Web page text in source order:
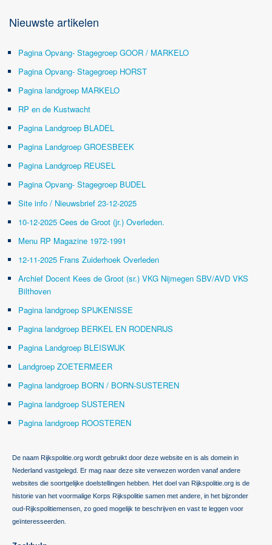
Nieuwste artikelen
Pagina Opvang- Stagegroep GOOR / MARKELO
Pagina Opvang- Stagegroep HORST
Pagina landgroep MARKELO
RP en de Kustwacht
Pagina Landgroep BLADEL
Pagina Landgroep GROESBEEK
Pagina Landgroep REUSEL
Pagina Opvang- Stagegroep BUDEL
Site info / Nieuwsbrief 23-12-2025
10-12-2025 Cees de Groot (jr.) Overleden.
Menu RP Magazine 1972-1991
12-11-2025 Frans Zuiderhoek Overleden
Archief Docent Kees de Groot (sr.) VKG Nijmegen SBV/AVD VKS
Bilthoven
Pagina landgroep SPIJKENISSE
Pagina landgroep BERKEL EN RODENRIJS
Pagina Landgroep BLEISWIJK
Landgroep ZOETERMEER
Pagina landgroep BORN / BORN-SUSTEREN
Pagina landgroep SUSTEREN
Pagina landgroep ROOSTEREN
De naam Rijkspolitie.org wordt gebruikt door deze website en is als domein in
Nederland vastgelegd. Er mag naar deze site verwezen worden vanaf andere
websites die soortgelijke doelstellingen hebben. Het doel van Rijkspolitie.org is de
historie van het voormalige Korps Rijkspolitie samen met andere, in het bijzonder
oud-Rijkspolitiemensen, zo goed mogelijk te beschrijven en vast te leggen voor
geïnteresseerden.